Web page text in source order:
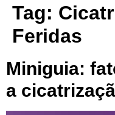
Tag:
Feridas
Miniguia:
a